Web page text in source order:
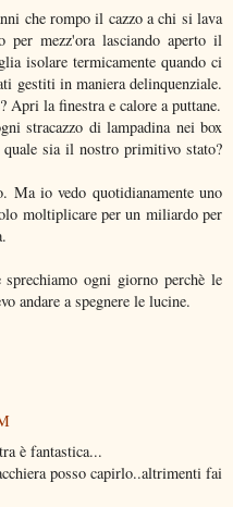
che rompo il cazzo a chi si lava
per mezz'ora lasciando aperto il
isolare termicamente quando ci
gestiti in maniera delinquenziale.
Apri la finestra e calore a puttane.
stracazzo di lampadina nei box
sia il nostro primitivo stato?
Ma io vedo quotidianamente uno
moltiplicare per un miliardo per
ogni giorno perchè le
andare a spegnere le lucine.
è fantastica...
posso capirlo..altrimenti fai